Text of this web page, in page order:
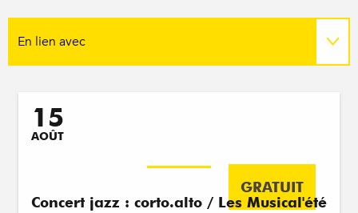
En lien avec
GRATUIT
15
AOÛT
Concert jazz : corto.alto / Les Musical'été